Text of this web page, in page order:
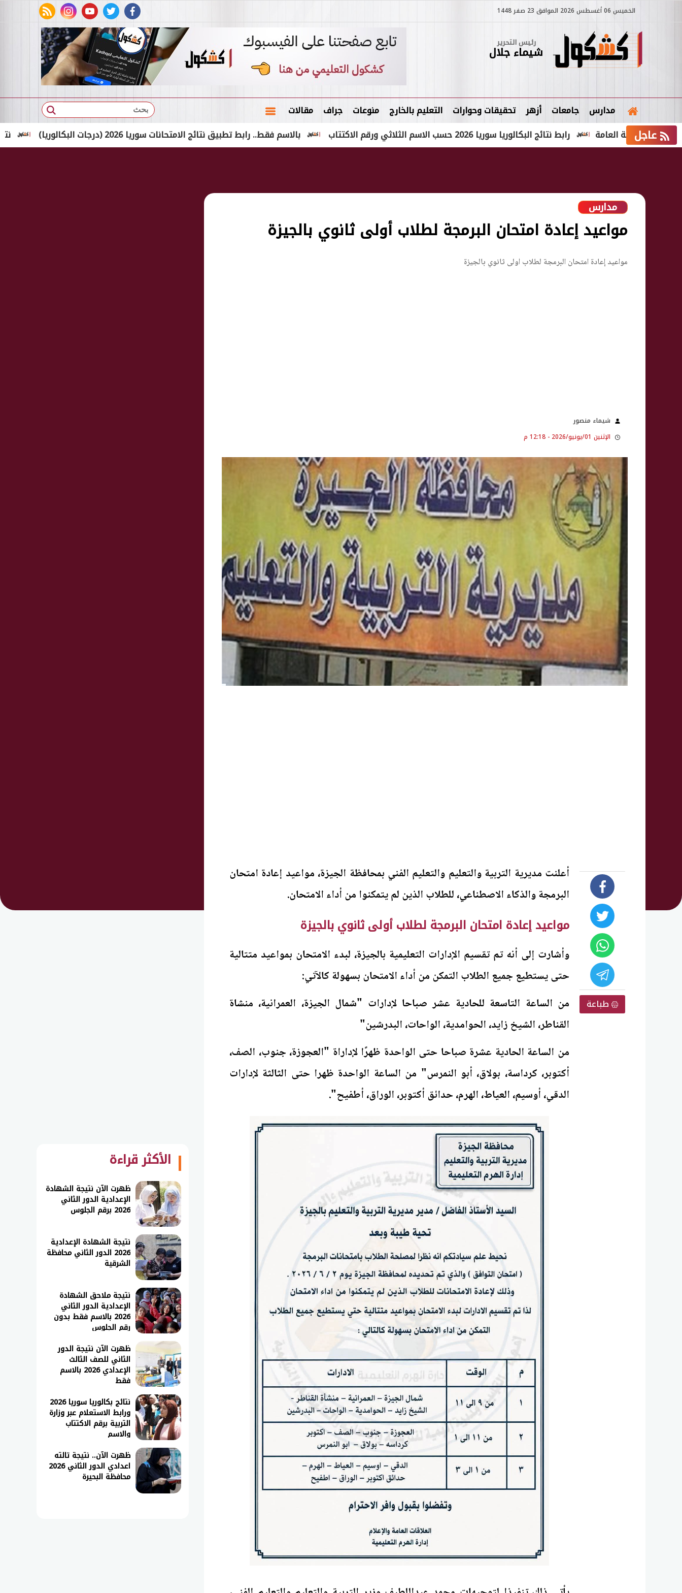
الخميس 06 أغسطس 2026 الموافق 23 صفر 1448
facebook
twitter
youtube
instagram
rss feed
رئيس التحرير
شيماء جلال
مدارس جامعات أزهر تحقيقات وحوارات التعليم بالخارج منوعات جراف مقالات بحث
عاجل نتيجة ملاحق الشهادة بالاسم فقط.. رابط تطبيق نتائج الامتحانات سوريا 2026 (درجات البكالوريا) رابط نتائج البكالوريا سوريا 2026 حسب الاسم الثلاثي ورقم الاكتتاب العامة
مدارس
مواعيد إعادة امتحان البرمجة لطلاب أولى ثانوي بالجيزة
مواعيد إعادة امتحان البرمجة لطلاب أولى ثانوي بالجيزة
شيماء منصور
الإثنين 01/يونيو/2026 - 12:18 م
طباعة
أعلنت مديرية التربية والتعليم والتعليم الفني بمحافظة الجيزة، مواعيد إعادة امتحان
البرمجة والذكاء الاصطناعي، للطلاب الذين لم يتمكنوا من أداء الامتحان.
مواعيد إعادة امتحان البرمجة لطلاب أولى ثانوي بالجيزة
وأشارت إلى أنه تم تقسيم الإدارات التعليمية بالجيزة، لبدء الامتحان بمواعيد متتالية
حتى يستطيع جميع الطلاب التمكن من أداء الامتحان بسهولة كالآتي:
من الساعة التاسعة للحادية عشر صباحا لإدارات "شمال الجيزة، العمرانية، منشاة
القناطر، الشيخ زايد، الحوامدية، الواحات، البدرشين"
من الساعة الحادية عشرة صباحا حتى الواحدة ظهرًا لإداراة "العجوزة، جنوب، الصف،
أكتوبر، كرداسة، بولاق، أبو النمرس" من الساعة الواحدة ظهرا حتى الثالثة لإدارات
الدقي، أوسيم، العياط، الهرم، حدائق أكتوبر، الوراق، أطفيح".
الأكثر قراءة
ظهرت الآن نتيجة الشهادة
الإعدادية الدور الثاني
2026 برقم الجلوس
نتيجة الشهادة الإعدادية
2026 الدور الثاني محافظة
الشرقية
نتيجة ملاحق الشهادة
الإعدادية الدور الثاني
2026 بالاسم فقط بدون
رقم الجلوس
ظهرت الآن نتيجة الدور
الثاني للصف الثالث
الإعدادي 2026 بالاسم
فقط
نتائج بكالوريا سوريا 2026
ورابط الاستعلام عبر وزارة
التربية برقم الاكتتاب
والاسم
ظهرت الآن.. نتيجة تالته
اعدادي الدور الثاني 2026
محافظة البحيرة